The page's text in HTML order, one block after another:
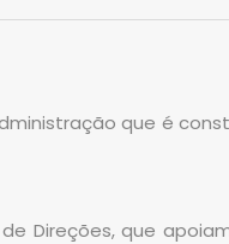
que é
Direções, que